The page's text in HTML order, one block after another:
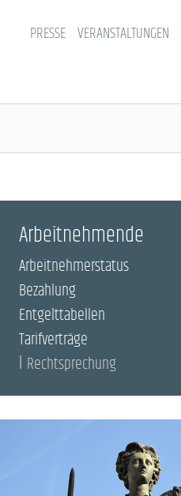
PRESSE VERANSTALTUNGEN
Arbeitnehmende
Arbeitnehmerstatus
Bezahlung
Entgelttabellen
Tarifverträge
Rechtsprechung